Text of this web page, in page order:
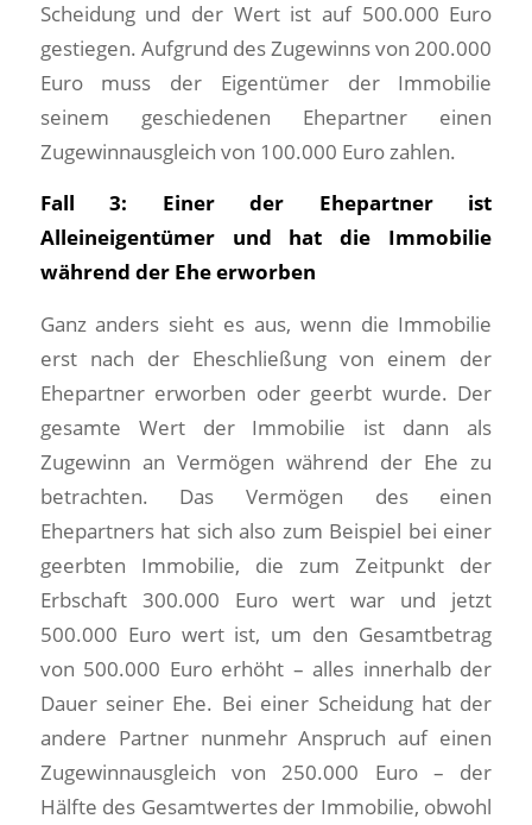
Scheidung und der Wert ist auf 500.000 Euro
gestiegen. Aufgrund des Zugewinns von 200.000
Euro muss der Eigentümer der Immobilie
seinem geschiedenen Ehepartner einen
Zugewinnausgleich von 100.000 Euro zahlen.
Fall 3: Einer der Ehepartner ist
Alleineigentümer und hat die Immobilie
während der Ehe erworben
Ganz anders sieht es aus, wenn die Immobilie
erst nach der Eheschließung von einem der
Ehepartner erworben oder geerbt wurde. Der
gesamte Wert der Immobilie ist dann als
Zugewinn an Vermögen während der Ehe zu
betrachten. Das Vermögen des einen
Ehepartners hat sich also zum Beispiel bei einer
geerbten Immobilie, die zum Zeitpunkt der
Erbschaft 300.000 Euro wert war und jetzt
500.000 Euro wert ist, um den Gesamtbetrag
von 500.000 Euro erhöht – alles innerhalb der
Dauer seiner Ehe. Bei einer Scheidung hat der
andere Partner nunmehr Anspruch auf einen
Zugewinnausgleich von 250.000 Euro – der
Hälfte des Gesamtwertes der Immobilie, obwohl